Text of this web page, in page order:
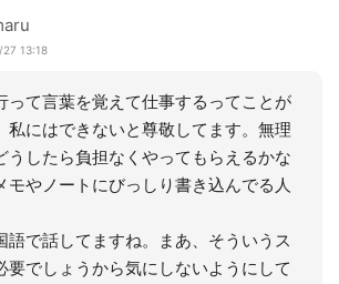
13:18
って言葉を覚えて仕事するってことが
私にはできないと尊敬してます。無理
うしたら負担なくやってもらえるかな
モやノートにびっしり書き込んでる人
語で話してますね。まあ、そういうス
要でしょうから気にしないようにして